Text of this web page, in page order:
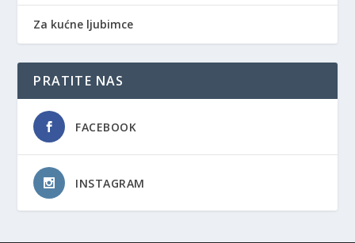
Za kućne ljubimce
PRATITE NAS
FACEBOOK
INSTAGRAM